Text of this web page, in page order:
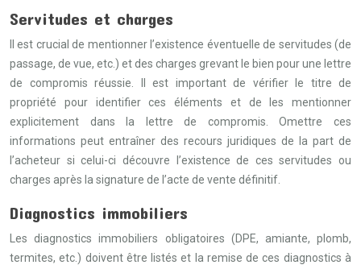
Servitudes et charges
Il est crucial de mentionner l’existence éventuelle de servitudes (de
passage, de vue, etc.) et des charges grevant le bien pour une lettre
de compromis réussie. Il est important de vérifier le titre de
propriété pour identifier ces éléments et de les mentionner
explicitement dans la lettre de compromis. Omettre ces
informations peut entraîner des recours juridiques de la part de
l’acheteur si celui-ci découvre l’existence de ces servitudes ou
charges après la signature de l’acte de vente définitif.
Diagnostics immobiliers
Les diagnostics immobiliers obligatoires (DPE, amiante, plomb,
termites, etc.) doivent être listés et la remise de ces diagnostics à